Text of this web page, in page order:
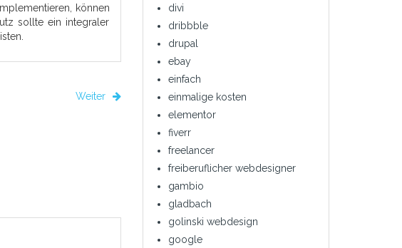
können
sollte ein integraler
Weiter
divi
dribbble
drupal
ebay
einfach
einmalige kosten
elementor
fiverr
freelancer
freiberuflicher webdesigner
gambio
gladbach
golinski webdesign
google